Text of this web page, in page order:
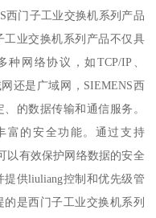
西门子工业交换机系列产品
业交换机系列产品不仅具
网络协议，如TCP/IP、
还是广域网，SIEMENS西
的数据传输和通信服务。
富的安全功能。通过支持
以有效保护网络数据的安全
供liuliang控制和优先级管
是西门子工业交换机系列